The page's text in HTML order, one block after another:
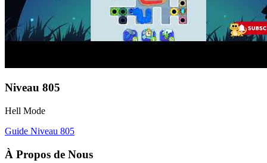
Niveau 805
Hell Mode
Guide Niveau 805
À Propos de Nous